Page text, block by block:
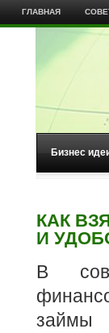
ГЛАВНАЯ
Бизнес
КАК
И
В
займы